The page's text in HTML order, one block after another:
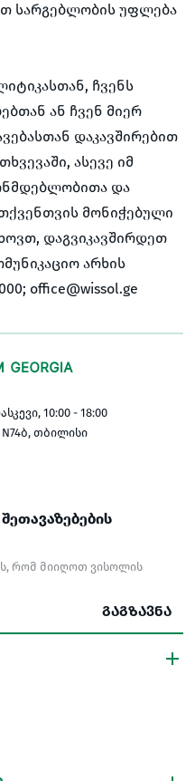
სარგებლობის უფლება
ჩვენს
ან ჩვენ მიერ
დაკავშირებით
ასევე იმ
და
მონიჭებული
დაგვიკავშირდეთ
არხის
office@wissol.ge
10:00 - 18:00
N74ბ, თბილისი
რომ მიიღოთ ვისოლის
ᲒᲐᲒᲖᲐᲕᲜᲐ